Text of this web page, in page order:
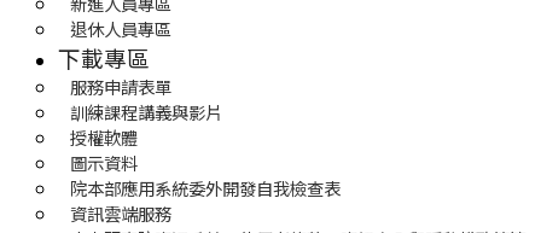
退休人員專區
下載專區
服務申請表單
訓練課程講義與影片
授權軟體
圖示資料
院本部應用系統委外開發自我檢查表
資訊雲端服務